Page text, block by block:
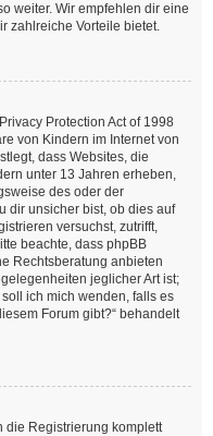
weiter. Wir empfehlen dir eine
zahlreiche Vorteile bietet.
Protection Act of 1998
von Kindern im Internet von
dass Websites, die
unter 13 Jahren erheben,
des oder der
dir unsicher bist, ob dies auf
versuchst, zutrifft,
beachte, dass phpBB
Rechtsberatung anbieten
jeglicher Art ist;
ich mich wenden, falls es
Forum gibt?“ behandelt
die Registrierung komplett